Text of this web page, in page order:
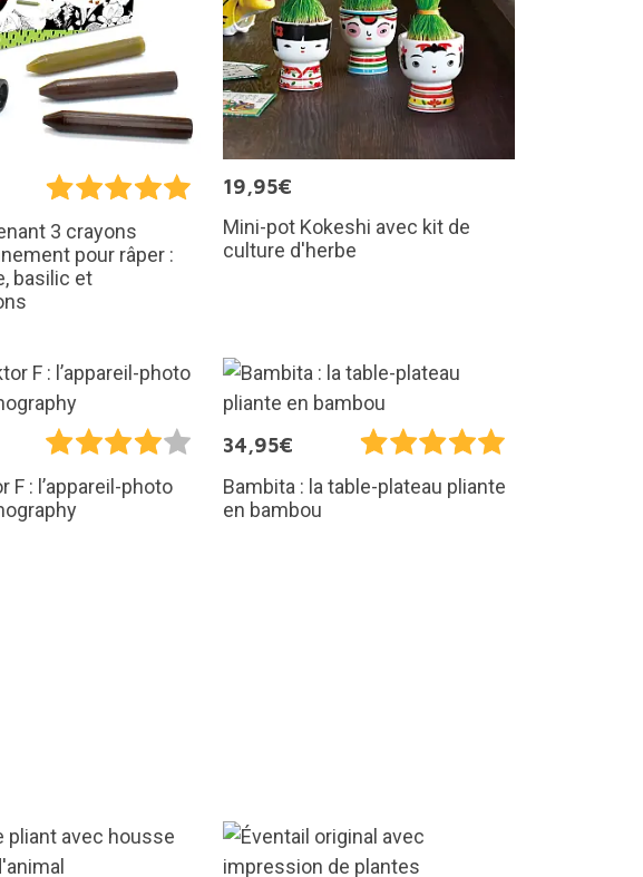
3 crayons
pour râper :
basilic et
19,95€
Mini-pot Kokeshi avec kit de
culture d'herbe
F : l’appareil-photo
34,95€
Bambita : la table-plateau pliante
en bambou